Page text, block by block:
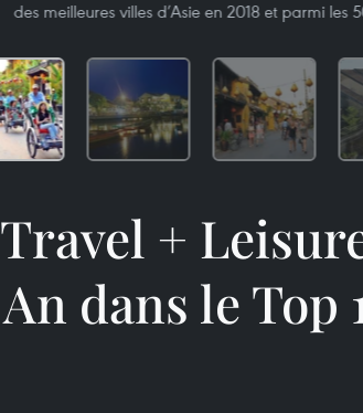
des meilleures villes d’Asie en 2018 et parmi
Travel +
An dans le Top